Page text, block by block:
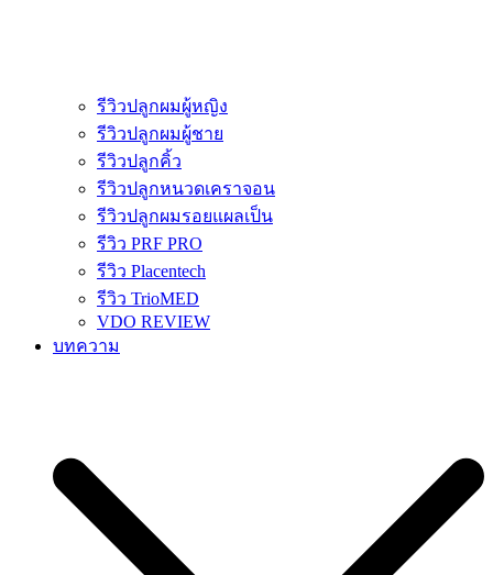
รีวิวปลูกผมผู้หญิง
รีวิวปลูกผมผู้ชาย
รีวิวปลูกคิ้ว
รีวิวปลูกหนวดเคราจอน
รีวิวปลูกผมรอยแผลเป็น
รีวิว PRF PRO
รีวิว Placentech
รีวิว TrioMED
VDO REVIEW
บทความ